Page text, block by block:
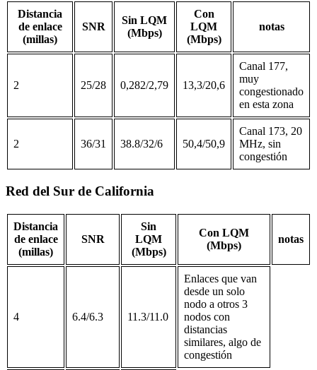
Distancia
de enlace
(millas)
SNR
Sin LQM
(Mbps)
Con
LQM
(Mbps)
notas
2 25/28 0,282/2,79 13,3/20,6
Canal 177,
muy
congestionado
en esta zona
2 36/31 38.8/32/6 50,4/50,9
Canal 173, 20
MHz, sin
congestión
Red del Sur de California
Distancia
de enlace
(millas)
SNR
Sin
LQM
(Mbps)
Con LQM
(Mbps)
notas
4 6.4/6.3 11.3/11.0
Enlaces que van
desde un solo
nodo a otros 3
nodos con
distancias
similares, algo de
congestión